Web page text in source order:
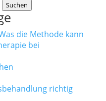
Suchen
die Methode kann
bei
richtig